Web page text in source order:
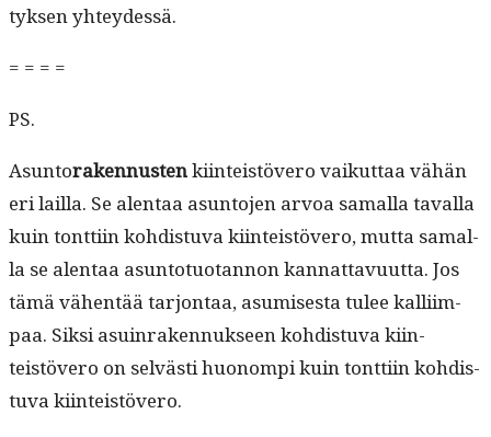
tyk­sen yhteydessä.
= = = =
PS.
Asun­toraken­nustenkiin­teistövero vaikut­taa vähän
eri lail­la. Se alen­taa asun­to­jen arvoa samal­la taval­la
kuin tont­ti­in kohdis­tu­va kiin­teistövero, mut­ta samal­
la se alen­taa asun­to­tuotan­non kan­nat­tavu­ut­ta. Jos
tämä vähen­tää tar­jon­taa, asumis­es­ta tulee kalli­im­
paa. Sik­si asuin­raken­nuk­seen kohdis­tu­va kiin­
teistövero on selvästi huonom­pi kuin tont­ti­in kohdis­
tu­va kiinteistövero.